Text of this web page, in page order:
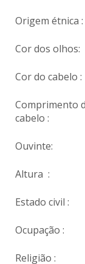
Origem étnica :
Cor dos olhos:
Cor do cabelo :
Comprimento
cabelo :
Ouvinte:
Altura :
Estado civil :
Ocupação :
Religião :